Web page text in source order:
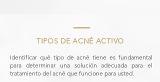
TIPOS DE ACNÉ ACTIVO
Identificar qué tipo de acné tiene es fundamental
para determinar una solución adecuada para el
tratamiento del acné que funcione para usted.